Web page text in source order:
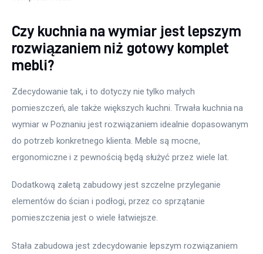
Czy kuchnia na wymiar jest lepszym
rozwiązaniem niż gotowy komplet
mebli?
Zdecydowanie tak, i to dotyczy nie tylko małych
pomieszczeń, ale także większych kuchni. Trwała kuchnia na
wymiar w Poznaniu jest rozwiązaniem idealnie dopasowanym
do potrzeb konkretnego klienta. Meble są mocne,
ergonomiczne i z pewnością będą służyć przez wiele lat.
Dodatkową zaletą zabudowy jest szczelne przyleganie
elementów do ścian i podłogi, przez co sprzątanie
pomieszczenia jest o wiele łatwiejsze.
Stała zabudowa jest zdecydowanie lepszym rozwiązaniem